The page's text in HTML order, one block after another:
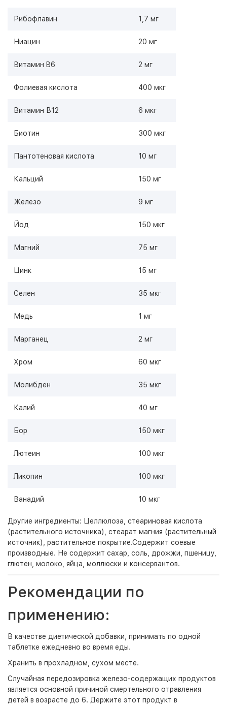
Рибофлавин 1,7 мг
Ниацин 20 мг
Витамин B6 2 мг
Фолиевая кислота 400 мкг
Витамин В12 6 мкг
Биотин 300 мкг
Пантотеновая кислота 10 мг
Кальций 150 мг
Железо 9 мг
Йод 150 мкг
Магний 75 мг
Цинк 15 мг
Селен 35 мкг
Медь 1 мг
Марганец 2 мг
Хром 60 мкг
Молибден 35 мкг
Калий 40 мг
Бор 150 мкг
Лютеин 100 мкг
Ликопин 100 мкг
Ванадий 10 мкг
Другие ингредиенты: Целлюлоза, стеариновая кислота
(растительного источника), стеарат магния (растительный
источник), растительное покрытие.Содержит соевые
производные. Не содержит сахар, соль, дрожжи, пшеницу,
глютен, молоко, яйца, моллюски и консервантов.
Рекомендации по
применению:
В качестве диетической добавки, принимать по одной
таблетке ежедневно во время еды.
Хранить в прохладном, сухом месте.
Случайная передозировка железо-содержащих продуктов
является основной причиной смертельного отравления
детей в возрасте до 6. Держите этот продукт в